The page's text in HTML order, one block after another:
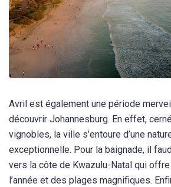
Avril est également une période
découvrir Johannesburg. En effet,
vignobles, la ville s’entoure d’une
exceptionnelle. Pour la baignade, il
vers la côte de Kwazulu-Natal qui
l’année et des plages magnifiques.